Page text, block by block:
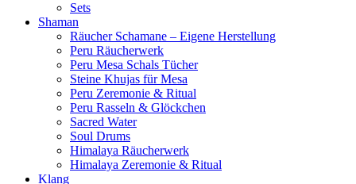
Sets
Shaman
Räucher Schamane – Eigene Herstellung
Peru Räucherwerk
Peru Mesa Schals Tücher
Steine Khujas für Mesa
Peru Zeremonie & Ritual
Peru Rasseln & Glöckchen
Sacred Water
Soul Drums
Himalaya Räucherwerk
Himalaya Zeremonie & Ritual
Klang